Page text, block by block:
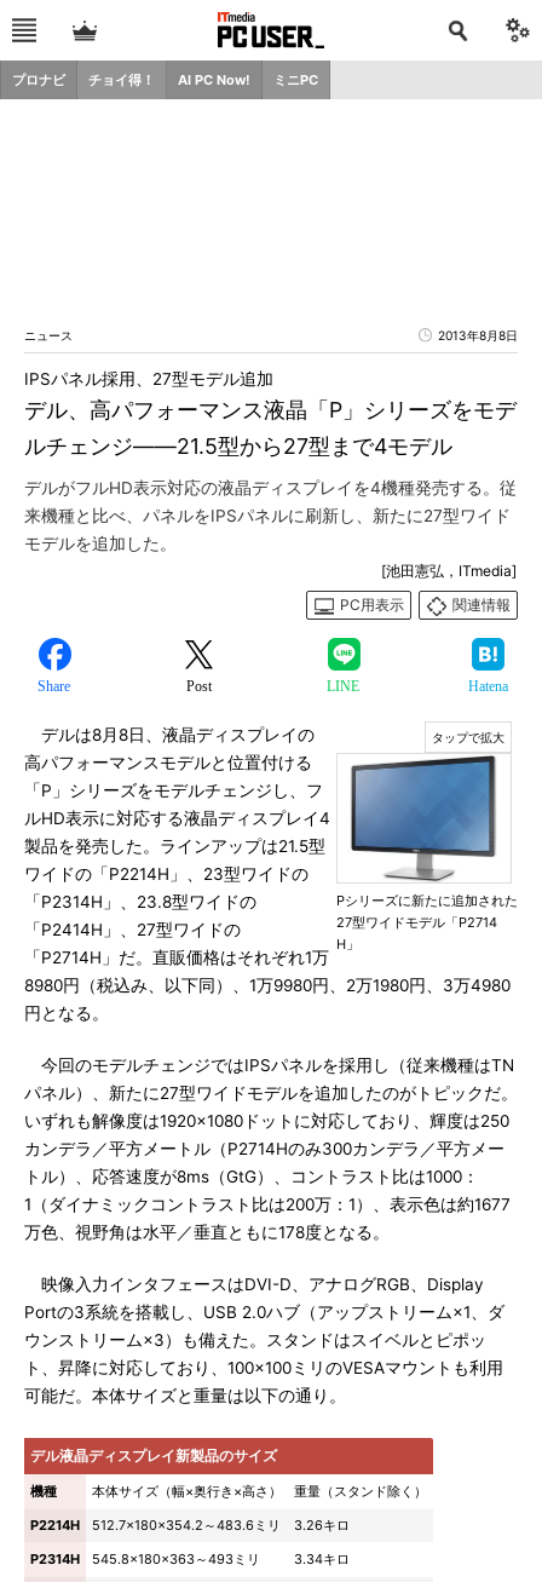
プロナビ チョイ得！ AI PC Now! ミニPC
ニュース 2013年8月8日
デル、高パフォーマンス液晶「P」シリーズをモデ
ルチェンジ――21.5型から27型まで4モデル
IPSパネル採用、27型モデル追加
デルがフルHD表示対応の液晶ディスプレイを4機種発売する。従
来機種と比べ、パネルをIPSパネルに刷新し、新たに27型ワイド
モデルを追加した。
[池田憲弘，ITmedia]
PC用表示
関連情報
Share Post LINE Hatena
Pシリーズに新たに追加された
27型ワイドモデル「P2714
H」
デルは8月8日、液晶ディスプレイの
高パフォーマンスモデルと位置付ける
「P」シリーズをモデルチェンジし、フ
ルHD表示に対応する液晶ディスプレイ4
製品を発売した。ラインアップは21.5型
ワイドの「P2214H」、23型ワイドの
「P2314H」、23.8型ワイドの
「P2414H」、27型ワイドの
「P2714H」だ。直販価格はそれぞれ1万
8980円（税込み、以下同）、1万9980円、2万1980円、3万4980
円となる。
今回のモデルチェンジではIPSパネルを採用し（従来機種はTN
パネル）、新たに27型ワイドモデルを追加したのがトピックだ。
いずれも解像度は1920×1080ドットに対応しており、輝度は250
カンデラ／平方メートル（P2714Hのみ300カンデラ／平方メー
トル）、応答速度が8ms（GtG）、コントラスト比は1000：
1（ダイナミックコントラスト比は200万：1）、表示色は約1677
万色、視野角は水平／垂直ともに178度となる。
映像入力インタフェースはDVI-D、アナログRGB、Display
Portの3系統を搭載し、USB 2.0ハブ（アップストリーム×1、ダ
ウンストリーム×3）も備えた。スタンドはスイベルとピポッ
ト、昇降に対応しており、100×100ミリのVESAマウントも利用
可能だ。本体サイズと重量は以下の通り。
デル液晶ディスプレイ新製品のサイズ
機種 本体サイズ（幅×奥行き×高さ）
重量（スタンド除く）
P2214H
512.7×180×354.2～483.6ミリ
3.26キロ
P2314H
545.8×180×363～493ミリ
3.34キロ